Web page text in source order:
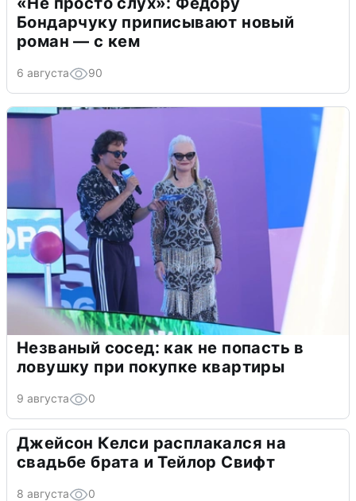
Бондарчуку приписывают новый
роман — с кем
6 августа 90
Незваный сосед: как не попасть в
ловушку при покупке квартиры
9 августа 0
Джейсон Келси расплакался на
свадьбе брата и Тейлор Свифт
8 августа 0